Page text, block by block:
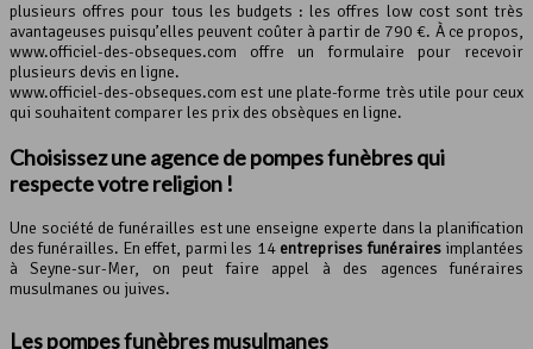
plusieurs offres pour tous les budgets : les offres low cost sont très
avantageuses puisqu’elles peuvent coûter à partir de 790 €. À ce propos,
www.officiel-des-obseques.com offre un formulaire pour recevoir
plusieurs devis en ligne.
www.officiel-des-obseques.com est une plate-forme très utile pour ceux
qui souhaitent comparer les prix des obsèques en ligne.
Choisissez une agence de pompes funèbres qui
respecte votre religion !
Une société de funérailles est une enseigne experte dans la planification
des funérailles. En effet, parmi les 14 entreprises funérairesimplantées
à Seyne-sur-Mer, on peut faire appel à des agences funéraires
musulmanes ou juives.
Lespompes funèbresmusulmanes